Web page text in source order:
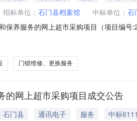
招标单位： 石门县档案馆 中标单位： 石
保养服务的网上超市采购项目（项目编
止时间:-二、采购单位信息采购单位名称
门锁维修、更换服务
的网上超市采购项目成交公告
石门县 通讯电子 服务
中标